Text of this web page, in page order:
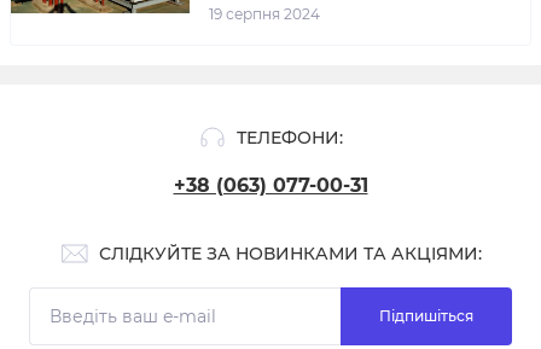
19 серпня 2024
ТЕЛЕФОНИ:
+38 (063) 077-00-31
СЛІДКУЙТЕ ЗА НОВИНКАМИ ТА АКЦІЯМИ:
Підпишіться